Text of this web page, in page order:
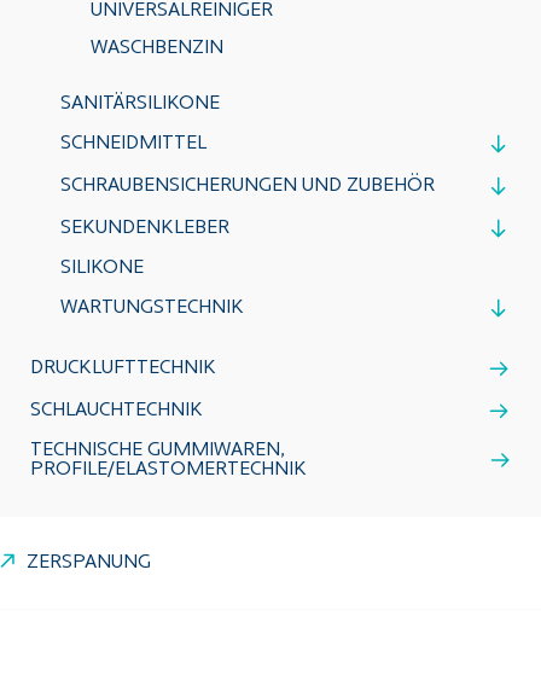
UNIVERSALREINIGER
WASCHBENZIN
SANITÄRSILIKONE
SCHNEIDMITTEL
SCHRAUBENSICHERUNGEN UND ZUBEHÖR
SEKUNDENKLEBER
SILIKONE
WARTUNGSTECHNIK
DRUCKLUFTTECHNIK
SCHLAUCHTECHNIK
TECHNISCHE GUMMIWAREN,
PROFILE/ELASTOMERTECHNIK
ZERSPANUNG